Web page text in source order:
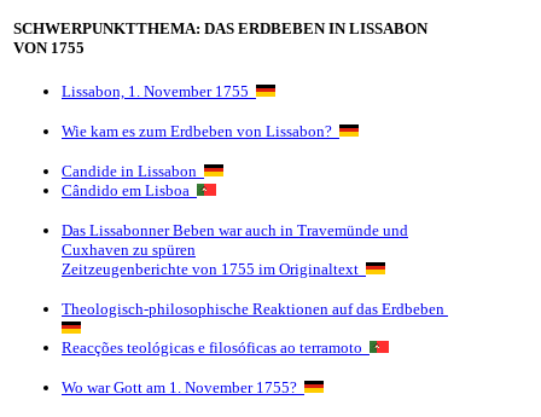
SCHWERPUNKTTHEMA: DAS ERDBEBEN IN LISSABON
VON 1755
Lissabon, 1. November 1755
Wie kam es zum Erdbeben von Lissabon?
Candide in Lissabon
Cândido em Lisboa
Das Lissabonner Beben war auch in Travemünde und
Cuxhaven zu spüren
Zeitzeugenberichte von 1755 im Originaltext
Theologisch-philosophische Reaktionen auf das Erdbeben
Reacções teológicas e filosóficas ao terramoto
Wo war Gott am 1. November 1755?